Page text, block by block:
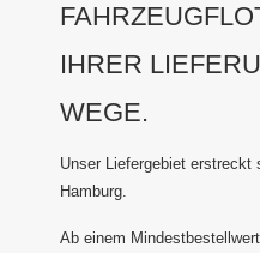
IHRER
WEGE.
Unser Liefergebiet erstreckt
Hamburg.
Ab einem